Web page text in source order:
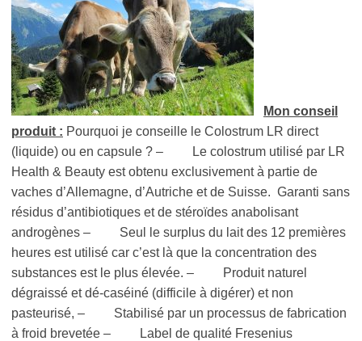
Mon conseil
produit : Pourquoi je conseille le Colostrum LR direct
(liquide) ou en capsule ? – Le colostrum utilisé par LR
Health & Beauty est obtenu exclusivement à partie de
vaches d’Allemagne, d’Autriche et de Suisse. Garanti sans
résidus d’antibiotiques et de stéroïdes anabolisant
androgènes – Seul le surplus du lait des 12 premières
heures est utilisé car c’est là que la concentration des
substances est le plus élevée. – Produit naturel
dégraissé et dé-caséiné (difficile à digérer) et non
pasteurisé, – Stabilisé par un processus de fabrication
à froid brevetée – Label de qualité Fresenius